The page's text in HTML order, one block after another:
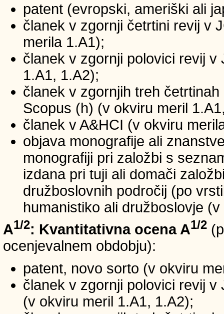
patent (evropski, ameriški ali
članek v zgornji četrtini revij v
merila 1.A1);
članek v zgornji polovici revij
1.A1, 1.A2);
članek v zgornjih treh
Scopus (h) (v okviru meril
članek v A&HCI (v okviru
objava monografije ali
monografiji pri založbi s
izdana pri tuji ali domači
družboslovnih področij (po
humanistiko ali družboslovje
A1/2: Kvantitativna ocena A1/2
ocenjevalnem obdobju):
patent, novo sorto (v okviru
članek v zgornji polovici revij
(v okviru meril 1.A1, 1.A2);